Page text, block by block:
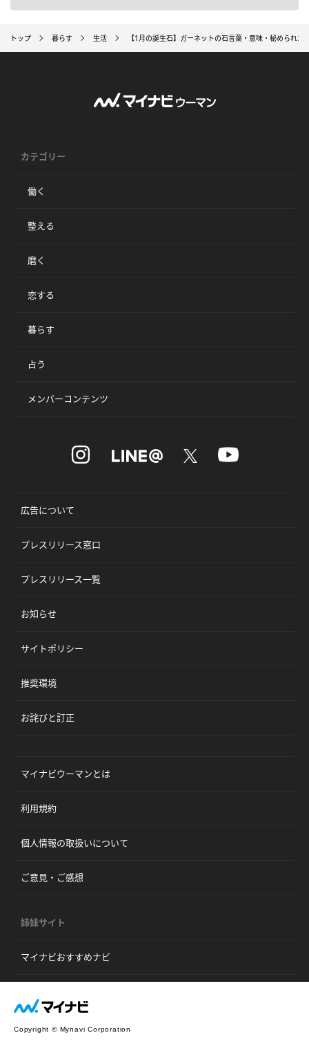
トップ 暮らす 生活 【1月の誕生石】ガーネットの石言葉・意味・秘められた
カテゴリー
働く
整える
磨く
恋する
暮らす
占う
メンバーコンテンツ
広告について
プレスリリース窓口
プレスリリース一覧
お知らせ
サイトポリシー
推奨環境
お詫びと訂正
マイナビウーマンとは
利用規約
個人情報の取扱いについて
ご意見・ご感想
姉妹サイト
マイナビおすすめナビ
Copyright © Mynavi Corporation